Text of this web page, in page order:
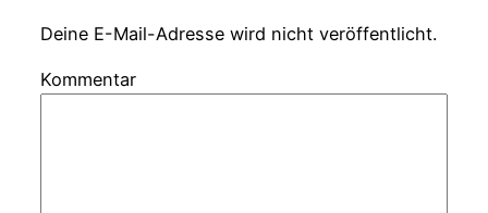
Deine E-Mail-Adresse wird nicht veröffentlicht.
Kommentar